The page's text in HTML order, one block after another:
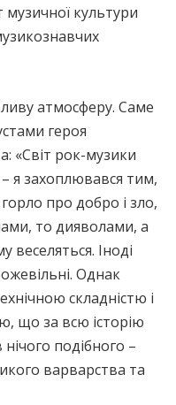
музичної культури
атмосферу. Саме
героя
«Світ рок-музики
я захоплювався тим,
про добро і зло,
то дияволами, а
веселяться. Іноді
Однак
складністю і
що за всю історію
нічого подібного –
варварства та